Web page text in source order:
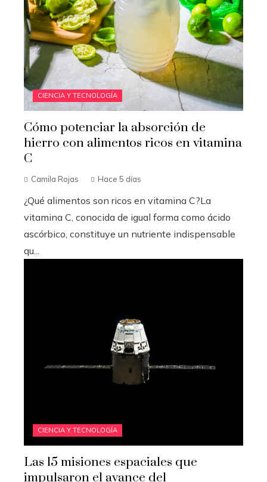
CIENCIA Y TECNOLOGÍA
Cómo potenciar la absorción de
hierro con alimentos ricos en vitamina
C
Camila Rojas Hace 5 días
¿Qué alimentos son ricos en vitamina C?La
vitamina C, conocida de igual forma como ácido
ascórbico, constituye un nutriente indispensable
qu...
CIENCIA Y TECNOLOGÍA
Las 15 misiones espaciales que
impulsaron el avance del